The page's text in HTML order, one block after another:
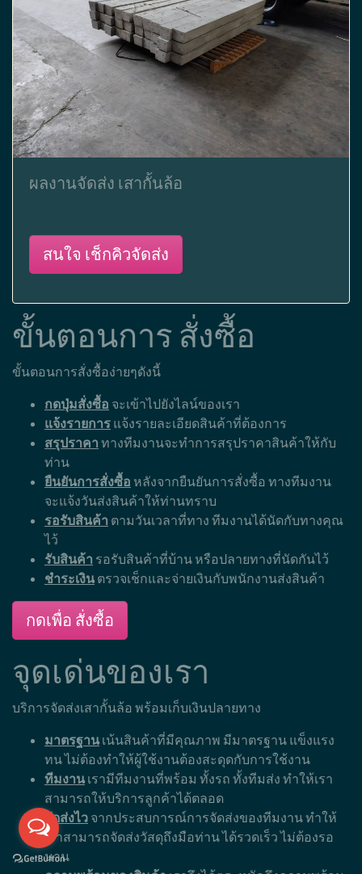
ผลงานจัดส่ง เสากั้นล้อ
สนใจ เช็กคิวจัดส่ง
ขั้นตอนการ สั่งซื้อ
ขั้นตอนการสั่งซื้อง่ายๆดังนี้
กดปุ่มสั่งซื้อ จะเข้าไปยังไลน์ของเรา
แจ้งรายการ แจ้งรายละเอียดสินค้าที่ต้องการ
สรุปราคา ทางทีมงานจะทำการสรุปราคาสินค้าให้กับ
ท่าน
ยืนยันการสั่งซื้อ หลังจากยืนยันการสั่งซื้อ ทางทีมงาน
จะแจ้งวันส่งสินค้าให้ท่านทราบ
รอรับสินค้า ตามวันเวลาที่ทาง ทีมงานได้นัดกับทางคุณ
ไว้
รับสินค้า รอรับสินค้าที่บ้าน หรือปลายทางที่นัดกันไว้
ชำระเงิน ตรวจเช็กและจ่ายเงินกับพนักงานส่งสินค้า
กดเพื่อ สั่งซื้อ
จุดเด่นของเรา
บริการจัดส่งเสากั้นล้อ พร้อมเก็บเงินปลายทาง
มาตรฐาน เน้นสินค้าที่มีคุณภาพ มีมาตรฐาน แข็งแรง
ทน ไม่ต้องทำให้ผู้ใช้งานต้องสะดุดกับการใช้งาน
ทีมงาน เรามีทีมงานที่พร้อม ทั้งรถ ทั้งทีมส่ง ทำให้เรา
สามารถให้บริการลูกค้าได้ตลอด
จัดส่งไว จากประสบการณ์การจัดส่งของทีมงาน ทำให้
เราสามารถจัดส่งวัสดุถึงมือท่าน ได้รวดเร็ว ไม่ต้องรอ
นาน